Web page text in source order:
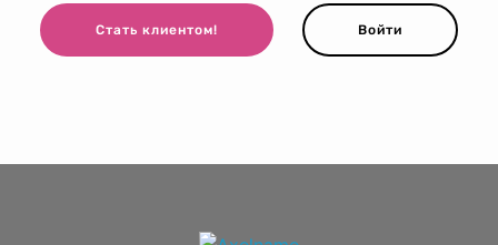
Стать клиентом! Войти